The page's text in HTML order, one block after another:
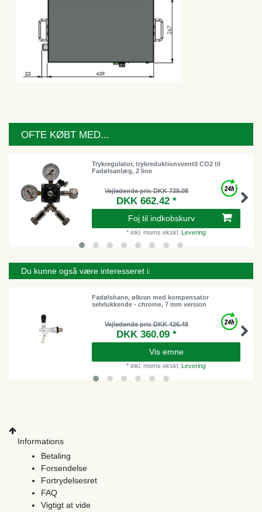
OFTE KØBT MED...
Trykregulator, trykreduktionsventil CO2 til
Fadølsanlæg, 2 line
Vejledende pris DKK 739.08
DKK 662.42 *
Foj til indkobskurv
* inkl. moms ekskl. Levering
Du kunne også være interesseret i:
Fadølshane, ølkran med kompensator
selvlukkende - chrome, 7 mm version
Vejledende pris DKK 426.48
DKK 360.09 *
Vis emne
* inkl. moms ekskl. Levering
Informations
Betaling
Forsendelse
Fortrydelsesret
FAQ
Vigtigt at vide